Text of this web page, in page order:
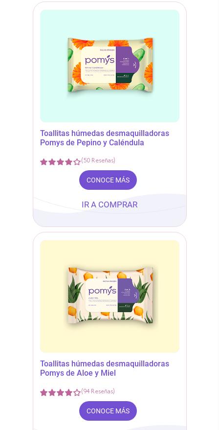
Toallitas húmedas desmaquilladoras
Pomys de Pepino y Caléndula
(50 Reseñas)
CONOCE MÁS
IR A COMPRAR
Toallitas húmedas desmaquilladoras
Pomys de Aloe y Miel
(94 Reseñas)
CONOCE MÁS